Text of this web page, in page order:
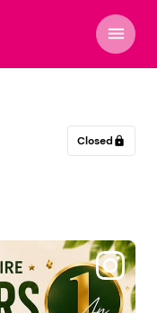
menu
Closed lock